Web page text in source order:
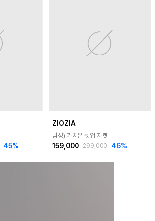
45%
ZIOZIA
남성) 카치온 셋업 자켓
159,000 299,000 46%